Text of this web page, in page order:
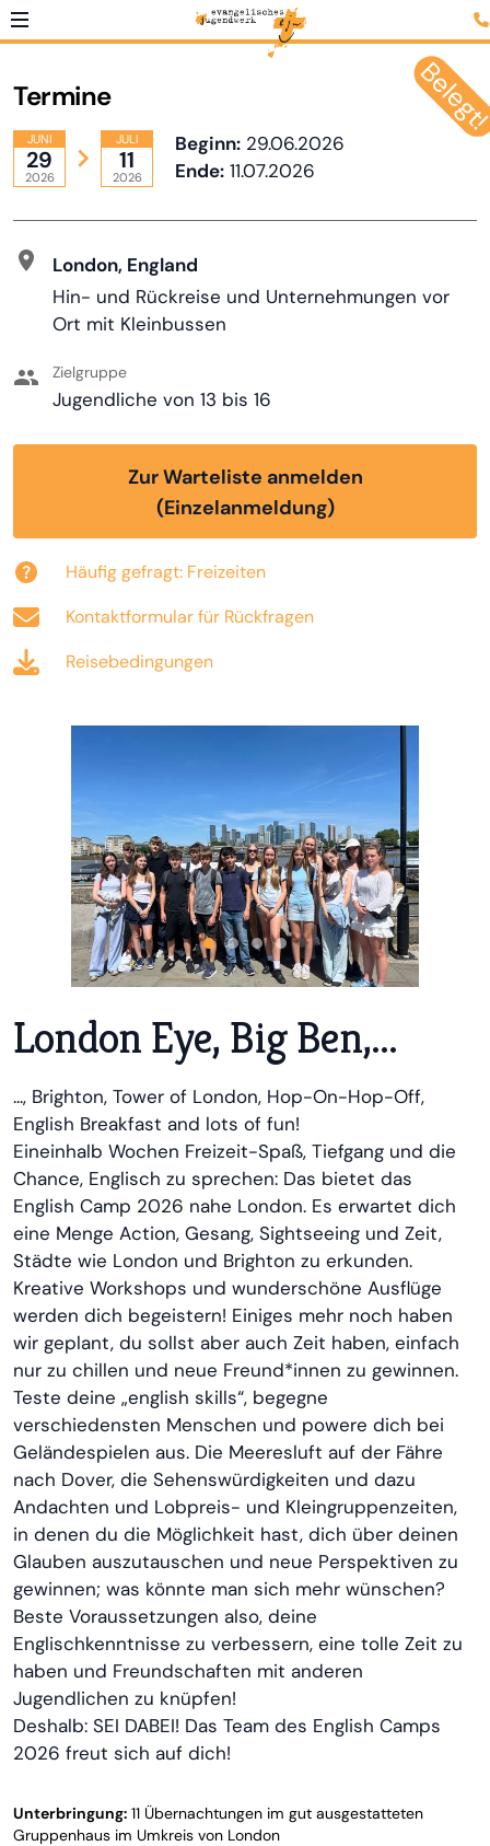
London Eye, Big Ben,...
..., Brighton, Tower of London, Hop-On-Hop-Off,
English Breakfast and lots of fun!
Eineinhalb Wochen Freizeit-Spaß, Tiefgang und die
Chance, Englisch zu sprechen: Das bietet das
English Camp 2026 nahe London. Es erwartet dich
eine Menge Action, Gesang, Sightseeing und Zeit,
Städte wie London und Brighton zu erkunden.
Kreative Workshops und wunderschöne Ausflüge
werden dich begeistern! Einiges mehr noch haben
wir geplant, du sollst aber auch Zeit haben, einfach
nur zu chillen und neue Freund*innen zu gewinnen.
Teste deine „english skills“, begegne
verschiedensten Menschen und powere dich bei
Geländespielen aus. Die Meeresluft auf der Fähre
nach Dover, die Sehenswürdigkeiten und dazu
Andachten und Lobpreis- und Kleingruppenzeiten,
in denen du die Möglichkeit hast, dich über deinen
Glauben auszutauschen und neue Perspektiven zu
gewinnen; was könnte man sich mehr wünschen?
Beste Voraussetzungen also, deine
Englischkenntnisse zu verbessern, eine tolle Zeit zu
haben und Freundschaften mit anderen
Jugendlichen zu knüpfen!
Deshalb: SEI DABEI! Das Team des English Camps
2026 freut sich auf dich!
Unterbringung: 11 Übernachtungen im gut ausgestatteten
Gruppenhaus im Umkreis von London
Termine
JUNI
29
2026
JULI
11
2026
Beginn: 29.06.2026
Ende: 11.07.2026
London, England
Hin- und Rückreise und Unternehmungen vor
Ort mit Kleinbussen
Zielgruppe
Jugendliche von 13 bis 16
Zur Warteliste anmelden
(Einzelanmeldung)
Häufig gefragt: Freizeiten
Kontaktformular für Rückfragen
Reisebedingungen